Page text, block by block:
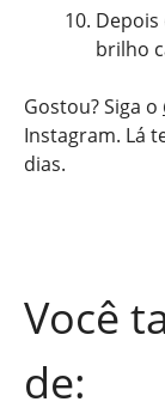
Depois
brilho
Gostou? Siga o
Instagram. Lá
dias.
Você
de: